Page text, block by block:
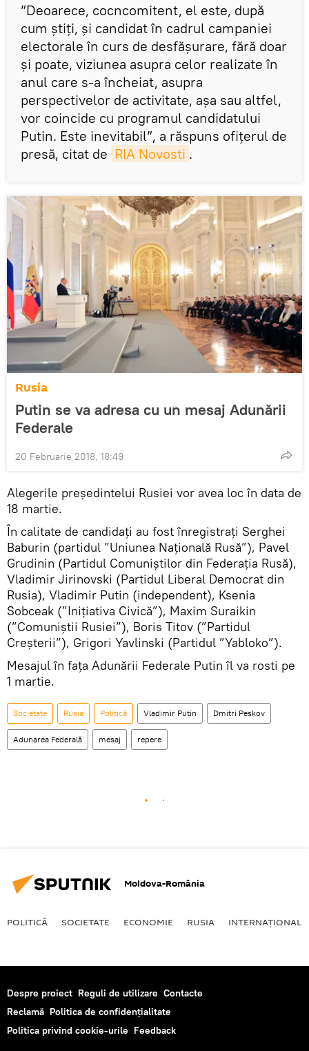
”Deoarece, cocncomitent, el este, după
cum știți, și candidat în cadrul campaniei
electorale în curs de desfășurare, fără doar
și poate, viziunea asupra celor realizate în
anul care s-a încheiat, asupra
perspectivelor de activitate, așa sau altfel,
vor coincide cu programul candidatului
Putin. Este inevitabil”, a răspuns ofițerul de
presă, citat de RIA Novosti .
Rusia
Putin se va adresa cu un mesaj Adunării
Federale
20 Februarie 2018, 18:49
Alegerile președintelui Rusiei vor avea loc în data de
18 martie.
În calitate de candidați au fost înregistrați Serghei
Baburin (partidul ”Uniunea Națională Rusă”), Pavel
Grudinin (Partidul Comuniștilor din Federația Rusă),
Vladimir Jirinovski (Partidul Liberal Democrat din
Rusia), Vladimir Putin (independent), Ksenia
Sobceak (”Inițiativa Civică”), Maxim Suraikin
(”Comuniștii Rusiei”), Boris Titov (”Partidul
Creșterii”), Grigori Yavlinski (Partidul ”Yabloko”).
Mesajul în fața Adunării Federale Putin îl va rosti pe
1 martie.
Societate Rusia Politică Vladimir Putin Dmitri Peskov
Adunarea Federală mesaj repere
Moldova-România
POLITICĂ SOCIETATE ECONOMIE RUSIA INTERNAŢIONAL
Despre proiect Reguli de utilizare Contacte
Reclamă Politica de confidențialitate
Politica privind cookie-urile Feedback